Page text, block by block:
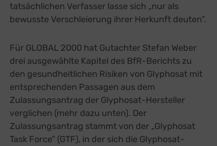
tatsächlichen Verfasser lasse sich „nur als
bewusste Verschleierung ihrer Herkunft deuten“.
Für GLOBAL 2000 hat Gutachter Stefan Weber
drei ausgewählte Kapitel des BfR-Berichts zu
den gesundheitlichen Risiken von Glyphosat mit
entsprechenden Passagen aus dem
Zulassungsantrag der Glyphosat-Hersteller
verglichen (mehr dazu unten). Der
Zulassungsantrag stammt von der „Glyphosat
Task Force“ (GTF), in der sich die Glyphosat-